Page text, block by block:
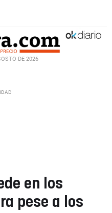
DE 2026
en los
pese a los